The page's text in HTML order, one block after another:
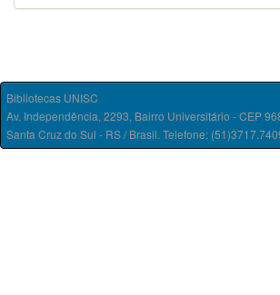
Bibliotecas UNISC
Av. Independência, 2293, Bairro Universitário - CEP
Santa Cruz do Sul - RS / Brasil. Telefone: